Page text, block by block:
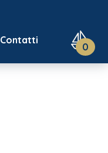
Contatti
0